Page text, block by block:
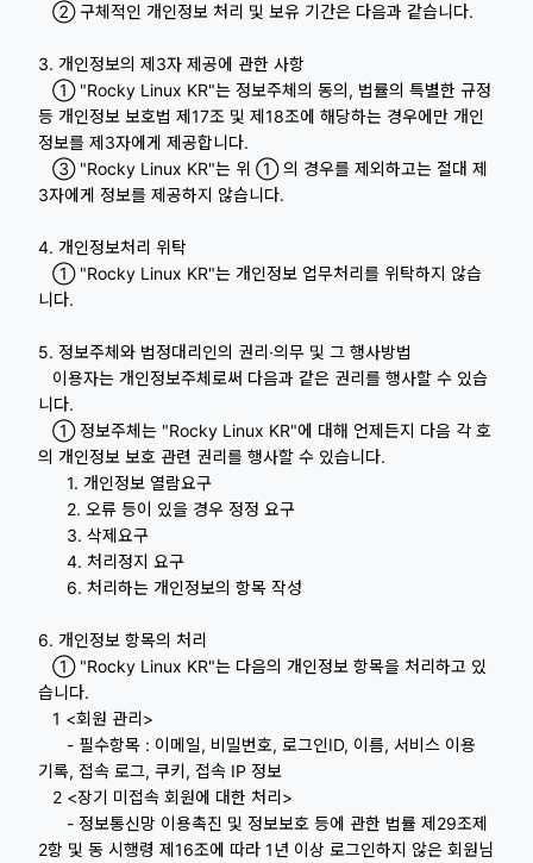
② 구체적인 개인정보 처리 및 보유 기간은 다음과 같습니다.
3. 개인정보의 제3자 제공에 관한 사항
① "Rocky Linux KR"는 정보주체의 동의, 법률의 특별한 규정
등 개인정보 보호법 제17조 및 제18조에 해당하는 경우에만 개인
정보를 제3자에게 제공합니다.
③ "Rocky Linux KR"는 위 ① 의 경우를 제외하고는 절대 제
3자에게 정보를 제공하지 않습니다.
4. 개인정보처리 위탁
① "Rocky Linux KR"는 개인정보 업무처리를 위탁하지 않습
니다.
5. 정보주체와 법정대리인의 권리·의무 및 그 행사방법
이용자는 개인정보주체로써 다음과 같은 권리를 행사할 수 있습
니다.
① 정보주체는 "Rocky Linux KR"에 대해 언제든지 다음 각 호
의 개인정보 보호 관련 권리를 행사할 수 있습니다.
1. 개인정보 열람요구
2. 오류 등이 있을 경우 정정 요구
3. 삭제요구
4. 처리정지 요구
6. 처리하는 개인정보의 항목 작성
6. 개인정보 항목의 처리
① "Rocky Linux KR"는 다음의 개인정보 항목을 처리하고 있
습니다.
1 <회원 관리>
- 필수항목 : 이메일, 비밀번호, 로그인ID, 이름, 서비스 이용
기록, 접속 로그, 쿠키, 접속 IP 정보
2 <장기 미접속 회원에 대한 처리>
- 정보통신망 이용촉진 및 정보보호 등에 관한 법률 제29조제
2항 및 동 시행령 제16조에 따라 1년 이상 로그인하지 않은 회원님